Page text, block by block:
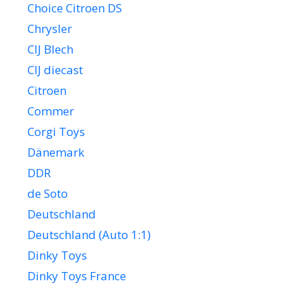
Choice Citroen DS
Chrysler
CIJ Blech
CIJ diecast
Citroen
Commer
Corgi Toys
Dänemark
DDR
de Soto
Deutschland
Deutschland (Auto 1:1)
Dinky Toys
Dinky Toys France